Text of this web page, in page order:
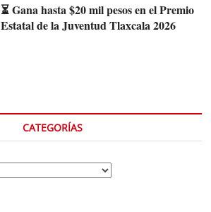
⏳ Gana hasta $20 mil pesos en el Premio
Estatal de la Juventud Tlaxcala 2026
CATEGORÍAS